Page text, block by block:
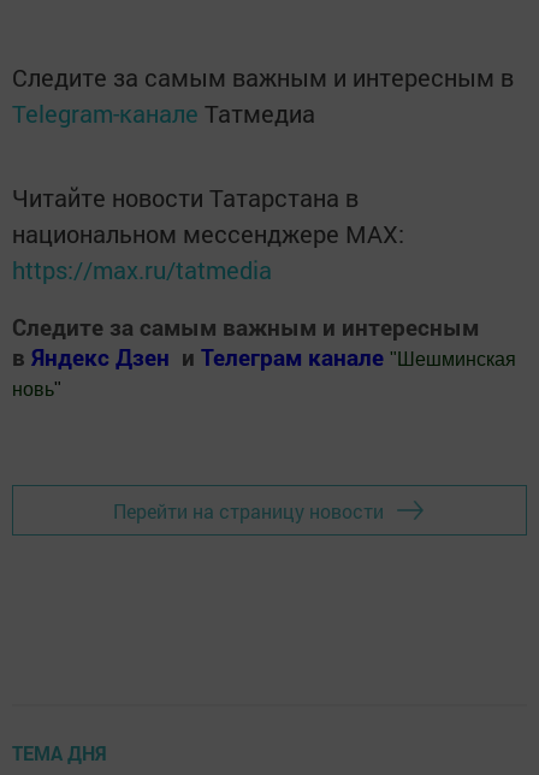
Следите за самым важным и интересным в
Telegram-канале Татмедиа
Читайте новости Татарстана в
национальном мессенджере MАХ:
https://max.ru/tatmedia
Следите за самым важным и интересным
в Яндекс Дзен и Телеграм канале " Шешминская
новь"
Перейти на страницу новости
ТЕМА ДНЯ